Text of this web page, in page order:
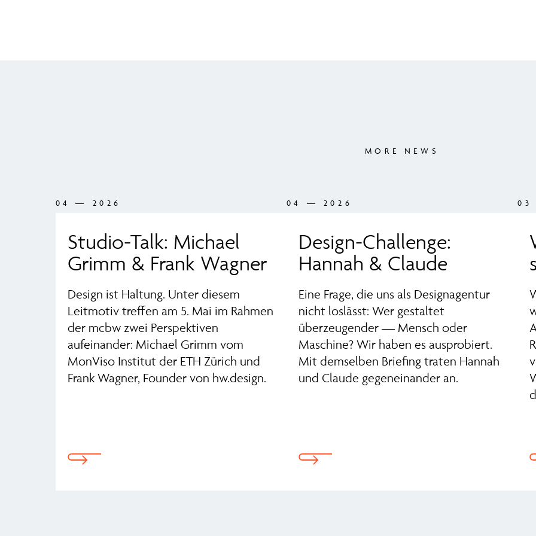
MORE NEWS
04 — 2026
Studio-Talk: Michael
Grimm & Frank Wagner
Design ist Haltung. Unter diesem
Leitmotiv treffen am 5. Mai im Rahmen
der mcbw zwei Perspektiven
aufeinander: Michael Grimm vom
MonViso Institut der ETH Zürich und
Frank Wagner, Founder von hw.design.
04 — 2026
Design-Challenge:
Hannah & Claude
Eine Frage, die uns als Designagentur
nicht loslässt: Wer gestaltet
überzeugender — Mensch oder
Maschine? Wir haben es ausprobiert.
Mit demselben Briefing traten Hannah
und Claude gegeneinander an.
03